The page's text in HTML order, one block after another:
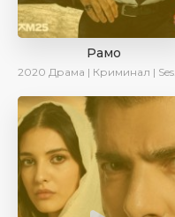
Рамо
2020 Драма | Криминал | SesDizi | Ирина Котова